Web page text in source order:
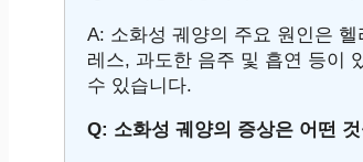
A: 소화성 궤양의 주요 원인은
레스, 과도한 음주 및 흡연 등이
수 있습니다.
Q: 소화성 궤양의 증상은 어떤